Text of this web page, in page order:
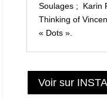
Soulages ; Karin
Thinking of
« Dots ».
Voir sur